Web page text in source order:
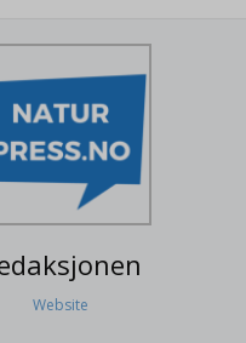
Website